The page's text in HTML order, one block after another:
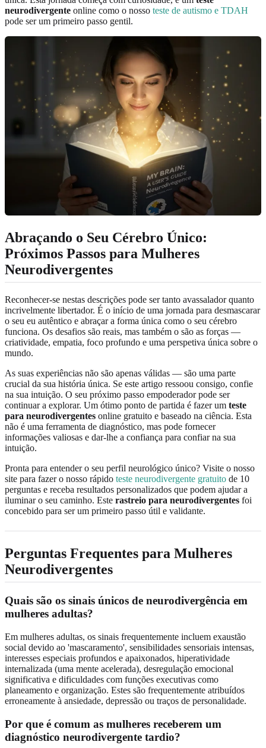
neurodivergente online como o nosso teste de autismo e TDAH
pode ser um primeiro passo gentil.
Abraçando o Seu Cérebro Único:
Próximos Passos para Mulheres
Neurodivergentes
Reconhecer-se nestas descrições pode ser tanto avassalador quanto
incrivelmente libertador. É o início de uma jornada para desmascarar
o seu eu autêntico e abraçar a forma única como o seu cérebro
funciona. Os desafios são reais, mas também o são as forças —
criatividade, empatia, foco profundo e uma perspetiva única sobre o
mundo.
As suas experiências não são apenas válidas — são uma parte
crucial da sua história única. Se este artigo ressoou consigo, confie
na sua intuição. O seu próximo passo empoderador pode ser
continuar a explorar. Um ótimo ponto de partida é fazer um teste
para neurodivergentes online gratuito e baseado na ciência. Esta
não é uma ferramenta de diagnóstico, mas pode fornecer
informações valiosas e dar-lhe a confiança para confiar na sua
intuição.
Pronta para entender o seu perfil neurológico único? Visite o nosso
site para fazer o nosso rápido teste neurodivergente gratuito de 10
perguntas e receba resultados personalizados que podem ajudar a
iluminar o seu caminho. Este rastreio para neurodivergentes foi
concebido para ser um primeiro passo útil e validante.
Perguntas Frequentes para Mulheres
Neurodivergentes
Quais são os sinais únicos de neurodivergência em
mulheres adultas?
Em mulheres adultas, os sinais frequentemente incluem exaustão
social devido ao 'mascaramento', sensibilidades sensoriais intensas,
interesses especiais profundos e apaixonados, hiperatividade
internalizada (uma mente acelerada), desregulação emocional
significativa e dificuldades com funções executivas como
planeamento e organização. Estes são frequentemente atribuídos
erroneamente à ansiedade, depressão ou traços de personalidade.
Por que é comum as mulheres receberem um
diagnóstico neurodivergente tardio?